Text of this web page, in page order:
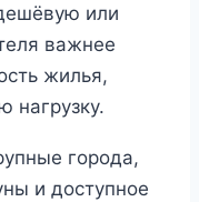
или
важнее
жилья,
нагрузку.
города,
и доступное